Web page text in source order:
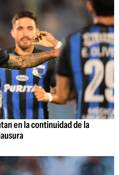
en la continuidad de la